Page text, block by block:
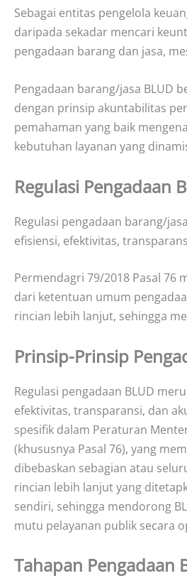
Sebagai entitas pengelola
daripada sekadar mencari
pengadaan barang dan jasa,
Pengadaan barang/jasa BLUD
dengan prinsip akuntabilitas
pemahaman yang baik
kebutuhan layanan yang
Regulasi Pengadaan
Regulasi pengadaan barang/
efisiensi, efektivitas,
Permendagri 79/2018 Pasal 76
dari ketentuan umum
rincian lebih lanjut, sehingga
Prinsip-Prinsip
Regulasi pengadaan BLUD
efektivitas, transparansi, dan
spesifik dalam Peraturan
(khususnya Pasal 76), yang
dibebaskan sebagian atau
rincian lebih lanjut yang
sendiri, sehingga mendorong
mutu pelayanan publik secara
Tahapan Pengadaan